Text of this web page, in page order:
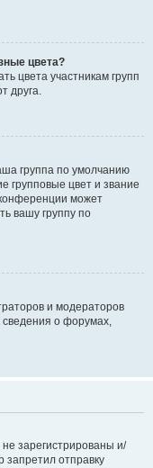
цвета?
цвета участникам групп
друга.
группа по умолчанию
групповые цвет и звание
может
вашу группу по
и модераторов
о форумах,
зарегистрированы и/
отправку